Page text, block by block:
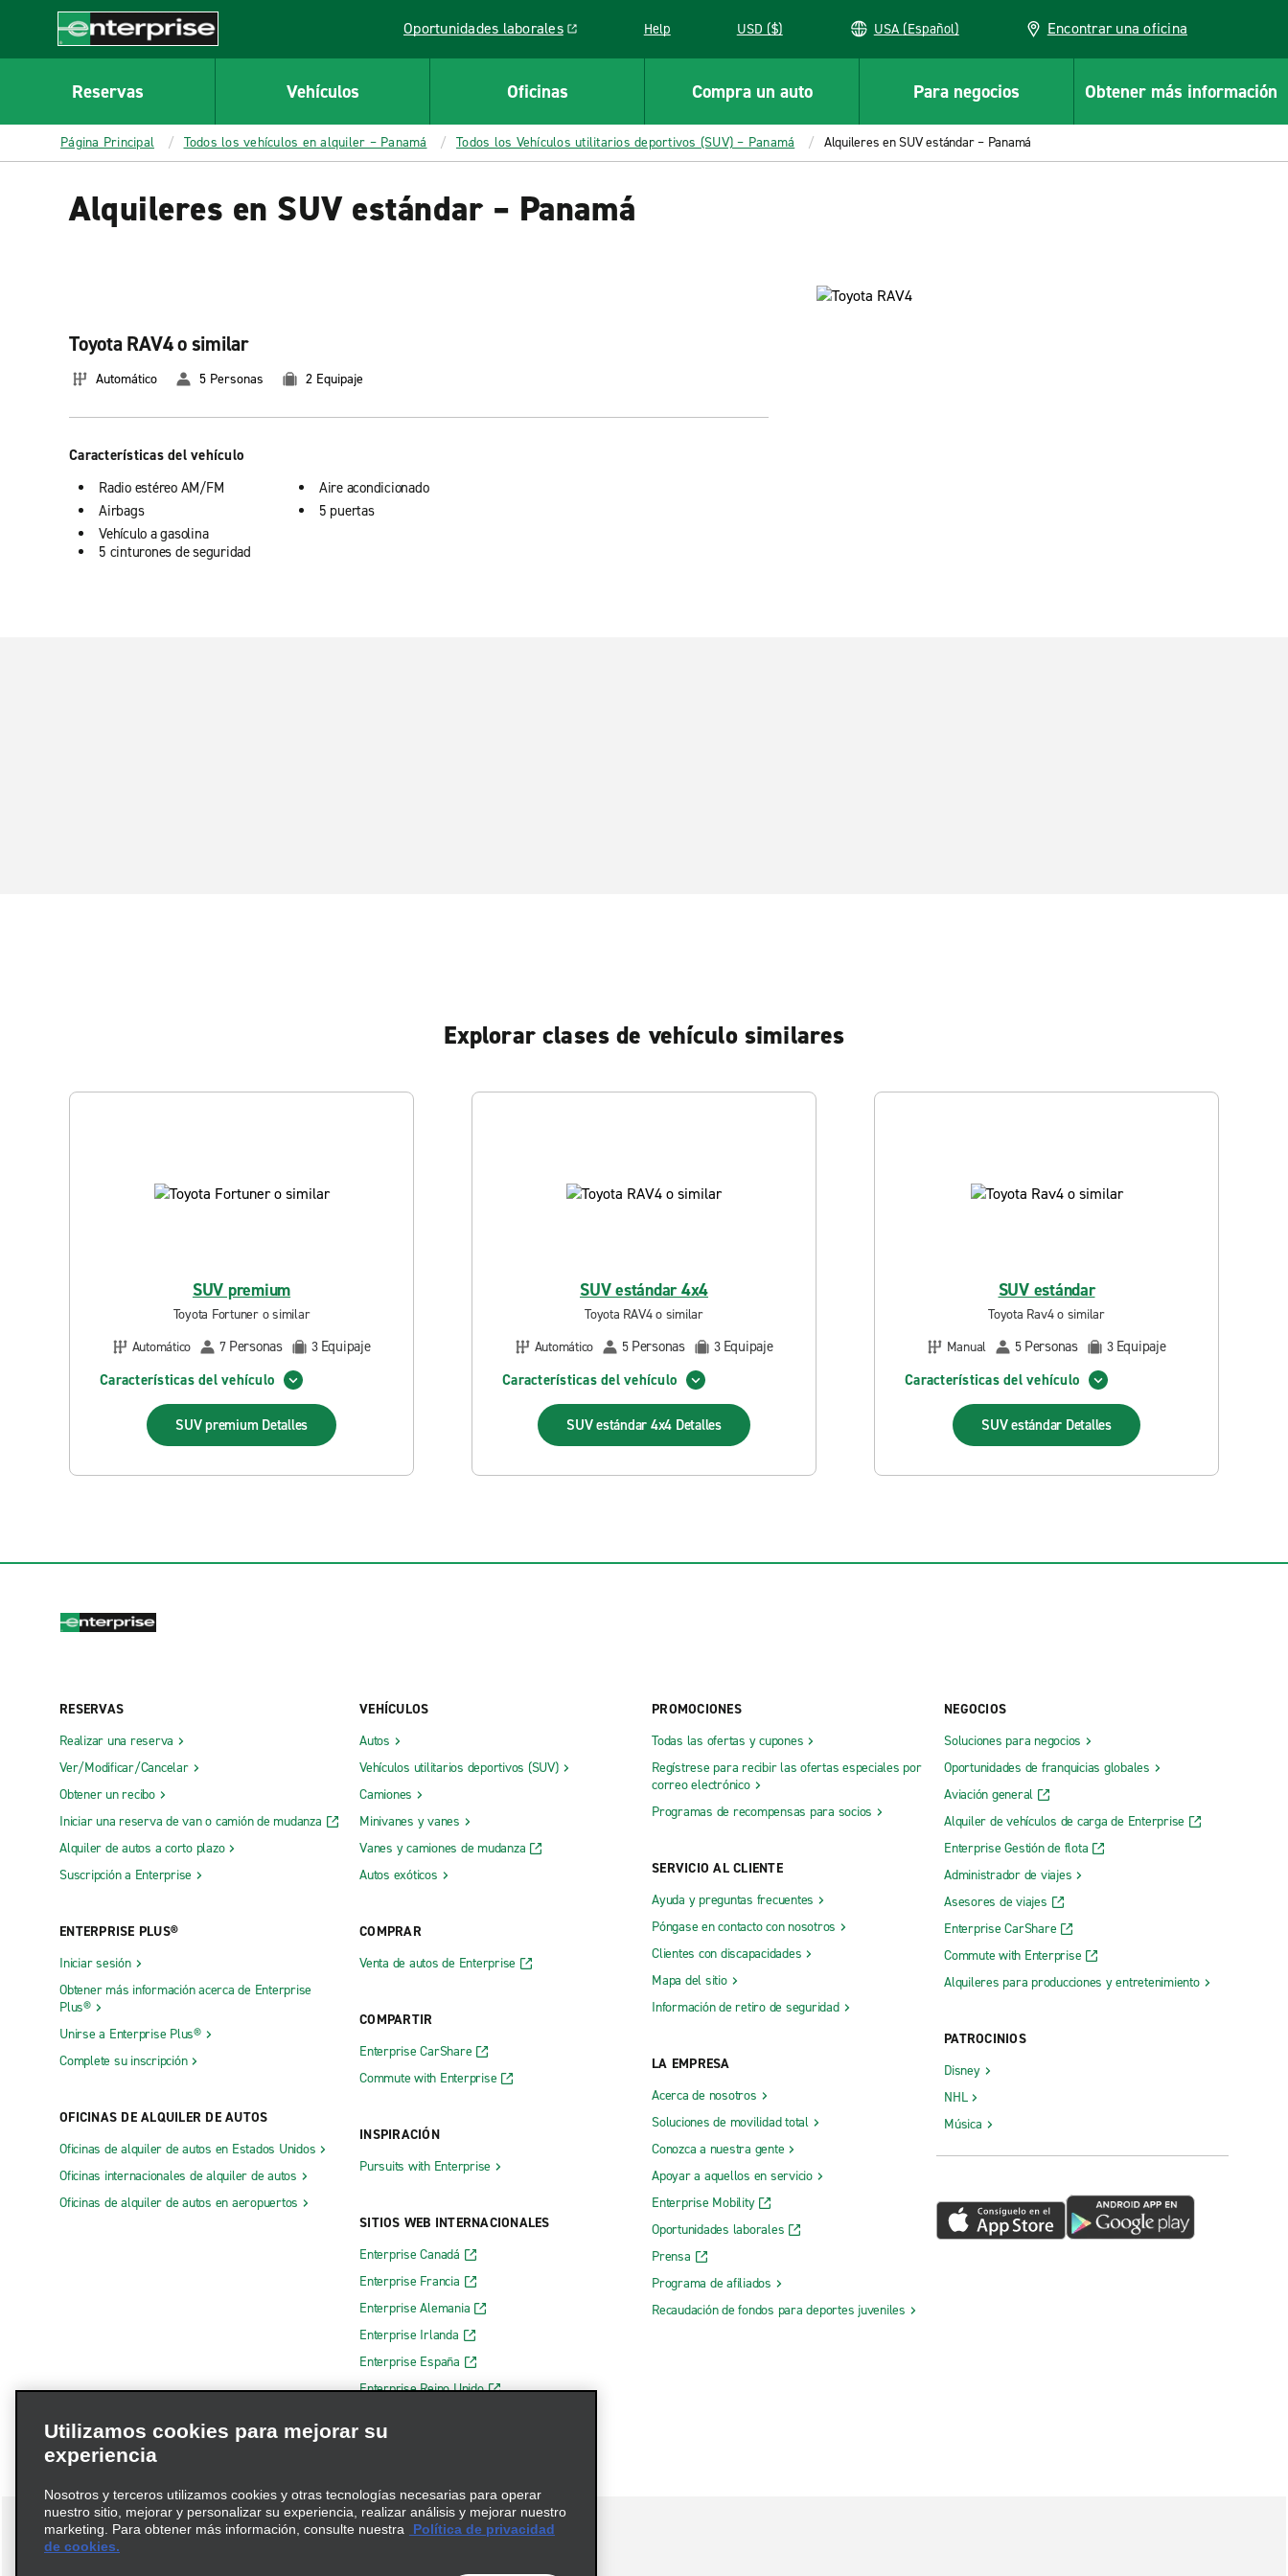
CONTENT
Enterprise
Oportunidades laborales
Link opens in a new window Help USD ($) USA (Español) Encontrar una oficina
Reservas Vehículos Oficinas Compra un auto Para negocios Obtener más información
Página Principal Todos los vehículos en alquiler – Panamá Todos los Vehículos utilitarios deportivos (SUV) – Panamá Alquileres en SUV estándar – Panamá
Alquileres en SUV estándar – Panamá
Toyota RAV4 o similar
Automático 5 Personas 2 Equipaje
Características del vehículo
Radio estéreo AM/FM
Airbags
Vehículo a gasolina
Aire acondicionado
5 puertas
5 cinturones de seguridad
Explorar clases de vehículo similares
SUV premium
Toyota Fortuner o similar
Automático
7 Personas 3 Equipaje
Características del vehículo
SUV premium Detalles
SUV estándar 4x4
Toyota RAV4 o similar
Automático
5 Personas 3 Equipaje
Características del vehículo
SUV estándar 4x4 Detalles
SUV estándar
Toyota Rav4 o similar
Manual
5 Personas 3 Equipaje
Características del vehículo
SUV estándar Detalles
RESERVAS
Realizar una reserva
Ver/Modificar/Cancelar
Obtener un recibo
Iniciar una reserva de van o camión de mudanza
Alquiler de autos a corto plazo
Suscripción a Enterprise
ENTERPRISE PLUS®
Iniciar sesión
Obtener más información acerca de Enterprise
Plus®
Unirse a Enterprise Plus®
Complete su inscripción
OFICINAS DE ALQUILER DE AUTOS
Oficinas de alquiler de autos en Estados Unidos
Oficinas internacionales de alquiler de autos
Oficinas de alquiler de autos en aeropuertos
VEHÍCULOS
Autos
Vehículos utilitarios deportivos (SUV)
Camiones
Minivanes y vanes
Vanes y camiones de mudanza
Autos exóticos
COMPRAR
Venta de autos de Enterprise
COMPARTIR
Enterprise CarShare
Commute with Enterprise
INSPIRACIÓN
Pursuits with Enterprise
SITIOS WEB INTERNACIONALES
Enterprise Canadá
Enterprise Francia
Enterprise Alemania
Enterprise Irlanda
Enterprise España
Enterprise Reino Unido
PROMOCIONES
Todas las ofertas y cupones
Regístrese para recibir las ofertas especiales por
correo electrónico
Programas de recompensas para socios
SERVICIO AL CLIENTE
Ayuda y preguntas frecuentes
Póngase en contacto con nosotros
Clientes con discapacidades
Mapa del sitio
Información de retiro de seguridad
LA EMPRESA
Acerca de nosotros
Soluciones de movilidad total
Conozca a nuestra gente
Apoyar a aquellos en servicio
Enterprise Mobility
Oportunidades laborales
Prensa
Programa de afiliados
Recaudación de fondos para deportes juveniles
NEGOCIOS
Soluciones para negocios
Oportunidades de franquicias globales
Aviación general
Alquiler de vehículos de carga de Enterprise
Enterprise Gestión de flota
Administrador de viajes
Asesores de viajes
Enterprise CarShare
Commute with Enterprise
Alquileres para producciones y entretenimiento
PATROCINIOS
Disney
NHL
Música
Utilizamos cookies para mejorar su
experiencia
Nosotros y terceros utilizamos cookies y otras tecnologías necesarias para operar
nuestro sitio, mejorar y personalizar su experiencia, realizar análisis y mejorar nuestro
marketing. Para obtener más información, consulte nuestra
Política de privacidad
de cookies.